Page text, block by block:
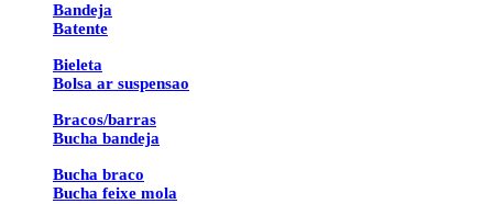
Bandeja
Batente
Bieleta
Bolsa ar suspensao
Bracos/barras
Bucha bandeja
Bucha braco
Bucha feixe mola